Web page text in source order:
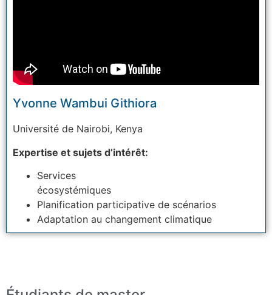
Yvonne Wambui Githiora
Université de Nairobi, Kenya
Expertise et sujets d’intérêt:
Services
écosystémiques
Planification participative de scénarios
Adaptation au changement climatique